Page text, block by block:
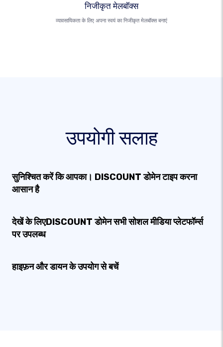
निजीकृत मेलबॉक्स
व्यावसायिकता के लिए अपना स्वयं का निजीकृत मेलबॉक्स बनाएं
उपयोगी सलाह
सुनिश्चित करें कि आपका। DISCOUNT डोमेन टाइप करना
आसान है
देखें के लिएDISCOUNT डोमेन सभी सोशल मीडिया प्लेटफॉर्म्स
पर उपलब्ध
हाइफ़न और डायन के उपयोग से बचें